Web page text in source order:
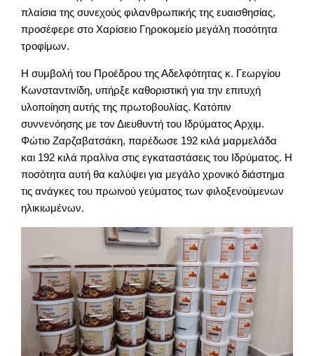
πλαίσια της συνεχούς φιλανθρωπικής της ευαισθησίας,
προσέφερε στο Χαρίσειο Γηροκομείο μεγάλη ποσότητα
τροφίμων.
Η συμβολή του Προέδρου της Αδελφότητας κ. Γεωργίου
Κωνσταντινίδη, υπήρξε καθοριστική για την επιτυχή
υλοποίηση αυτής της πρωτοβουλίας. Κατόπιν
συννενόησης με τον Διευθυντή του Ιδρύματος Αρχιμ.
Φώτιο Ζαρζαβατσάκη, παρέδωσε 192 κιλά μαρμελάδα
και 192 κιλά πραλίνα στις εγκαταστάσεις του Ιδρύματος. Η
ποσότητα αυτή θα καλύψει για μεγάλο χρονικό διάστημα
τις ανάγκες του πρωινού γεύματος των φιλοξενούμενων
ηλικιωμένων.